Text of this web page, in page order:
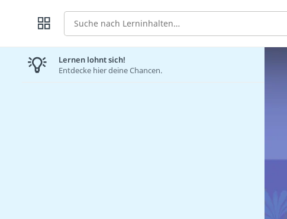
Suche
Lernen lohnt sich!
Entdecke hier deine Chancen.